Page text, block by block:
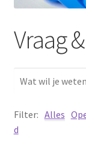
Proefpakketten
wat je nog meer
Vraag
Filter: Alles
d